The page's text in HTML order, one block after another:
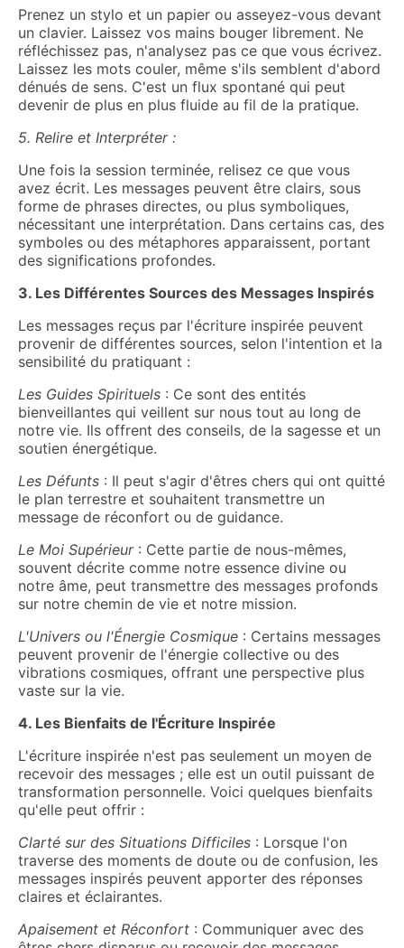
Prenez un stylo et un papier ou asseyez-vous devant
un clavier. Laissez vos mains bouger librement. Ne
réfléchissez pas, n'analysez pas ce que vous écrivez.
Laissez les mots couler, même s'ils semblent d'abord
dénués de sens. C'est un flux spontané qui peut
devenir de plus en plus fluide au fil de la pratique.
5. Relire et Interpréter :
Une fois la session terminée, relisez ce que vous
avez écrit. Les messages peuvent être clairs, sous
forme de phrases directes, ou plus symboliques,
nécessitant une interprétation. Dans certains cas, des
symboles ou des métaphores apparaissent, portant
des significations profondes.
3. Les Différentes Sources des Messages Inspirés
Les messages reçus par l'écriture inspirée peuvent
provenir de différentes sources, selon l'intention et la
sensibilité du pratiquant :
Les Guides Spirituels : Ce sont des entités
bienveillantes qui veillent sur nous tout au long de
notre vie. Ils offrent des conseils, de la sagesse et un
soutien énergétique.
Les Défunts : Il peut s'agir d'êtres chers qui ont quitté
le plan terrestre et souhaitent transmettre un
message de réconfort ou de guidance.
Le Moi Supérieur: Cette partie de nous-mêmes,
souvent décrite comme notre essence divine ou
notre âme, peut transmettre des messages profonds
sur notre chemin de vie et notre mission.
L'Univers ou l'Énergie Cosmique : Certains messages
peuvent provenir de l'énergie collective ou des
vibrations cosmiques, offrant une perspective plus
vaste sur la vie.
4. Les Bienfaits de l'Écriture Inspirée
L'écriture inspirée n'est pas seulement un moyen de
recevoir des messages ; elle est un outil puissant de
transformation personnelle. Voici quelques bienfaits
qu'elle peut offrir :
Clarté sur des Situations Difficiles : Lorsque l'on
traverse des moments de doute ou de confusion, les
messages inspirés peuvent apporter des réponses
claires et éclairantes.
Apaisement et Réconfort : Communiquer avec des